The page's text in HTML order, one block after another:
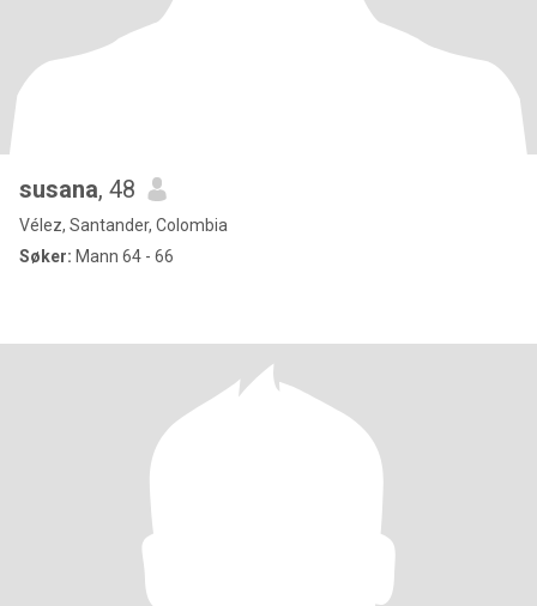
susana, 48
Vélez, Santander, Colombia
Søker: Mann 64 - 66